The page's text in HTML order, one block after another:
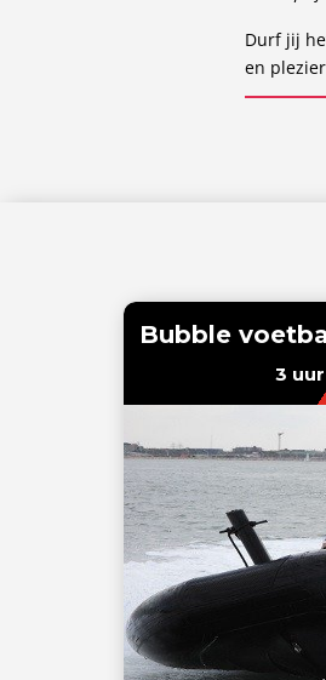
Durf jij
en
Bubble
3